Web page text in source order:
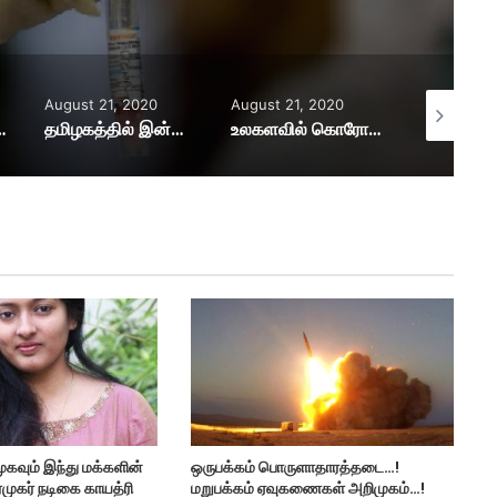
நபருக்கு உறுதி .
August 21, 2020
தமிழகத்தில் இன்றைய கொரோனா பாதிப்பு மற்றும் குணமடைந்தோர் விவரம்-சுகாதாரத்துறை!
August 21, 2020
உலகளவில் கொரோனா நோயாளிகளின் எண்ணிக்கை 2.28 கோடி..! அமெரிக்காவில் அதிகரிக்கும் பலிகள்!
August
இந்து மக்களின்
நடிகை காயத்ரி
ஒருபக்கம் பொருளாதாரத்தடை…!
மறுபக்கம் ஏவுகணைகள் அறிமுகம்…!